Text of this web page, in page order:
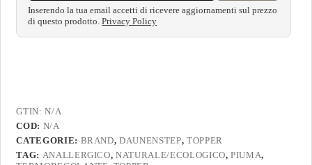
Inserendo la tua email accetti di ricevere aggiornamenti sul prezzo
di questo prodotto.Privacy Policy
GTIN: N/A
COD: N/A
CATEGORIE: BRAND,DAUNENSTEP, TOPPER
TAG: ANALLERGICO,NATURALE/ECOLOGICO,PIUMA,